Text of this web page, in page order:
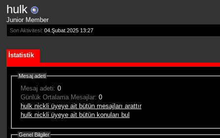
hulk
Junior Member
Son Aktivitesi: 04.Şubat.2025 13:27
İstatistik
Mesaj adeti
Mesaj adeti: 0
Günlük Ortalama Mesajlar: 0
hulk nickli üyeye ait bütün mesajları arattır
hulk nickli üyeye ait bütün konuları bul
Genel Bilgiler